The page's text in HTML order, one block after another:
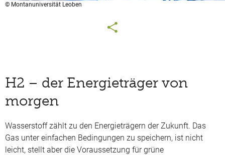
© Montanuniversität Leoben
H2 – der Energieträger von
morgen
Wasserstoff zählt zu den Energieträgern der Zukunft. Das
Gas unter einfachen Bedingungen zu speichern, ist nicht
leicht, stellt aber die Voraussetzung für grüne